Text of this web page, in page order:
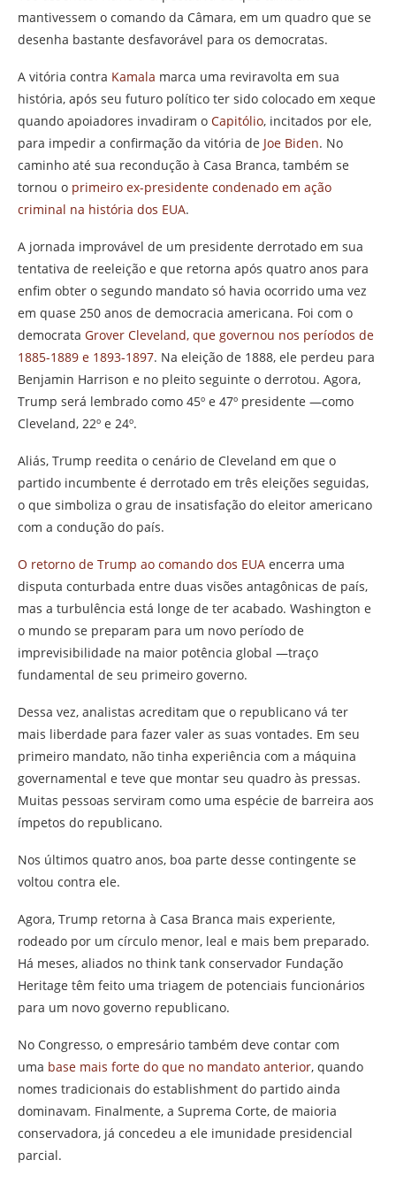
mantivessem o comando da Câmara, em um quadro que se
desenha bastante desfavorável para os democratas.
A vitória contra Kamala marca uma reviravolta em sua
história, após seu futuro político ter sido colocado em xeque
quando apoiadores invadiram o Capitólio, incitados por ele,
para impedir a confirmação da vitória de Joe Biden. No
caminho até sua recondução à Casa Branca, também se
tornou o primeiro ex-presidente condenado em ação
criminal na história dos EUA.
A jornada improvável de um presidente derrotado em sua
tentativa de reeleição e que retorna após quatro anos para
enfim obter o segundo mandato só havia ocorrido uma vez
em quase 250 anos de democracia americana. Foi com o
democrata Grover Cleveland, que governou nos períodos de
1885-1889 e 1893-1897. Na eleição de 1888, ele perdeu para
Benjamin Harrison e no pleito seguinte o derrotou. Agora,
Trump será lembrado como 45º e 47º presidente —como
Cleveland, 22º e 24º.
Aliás, Trump reedita o cenário de Cleveland em que o
partido incumbente é derrotado em três eleições seguidas,
o que simboliza o grau de insatisfação do eleitor americano
com a condução do país.
O retorno de Trump ao comando dos EUA encerra uma
disputa conturbada entre duas visões antagônicas de país,
mas a turbulência está longe de ter acabado. Washington e
o mundo se preparam para um novo período de
imprevisibilidade na maior potência global —traço
fundamental de seu primeiro governo.
Dessa vez, analistas acreditam que o republicano vá ter
mais liberdade para fazer valer as suas vontades. Em seu
primeiro mandato, não tinha experiência com a máquina
governamental e teve que montar seu quadro às pressas.
Muitas pessoas serviram como uma espécie de barreira aos
ímpetos do republicano.
Nos últimos quatro anos, boa parte desse contingente se
voltou contra ele.
Agora, Trump retorna à Casa Branca mais experiente,
rodeado por um círculo menor, leal e mais bem preparado.
Há meses, aliados no think tank conservador Fundação
Heritage têm feito uma triagem de potenciais funcionários
para um novo governo republicano.
No Congresso, o empresário também deve contar com
uma base mais forte do que no mandato anterior, quando
nomes tradicionais do establishment do partido ainda
dominavam. Finalmente, a Suprema Corte, de maioria
conservadora, já concedeu a ele imunidade presidencial
parcial.